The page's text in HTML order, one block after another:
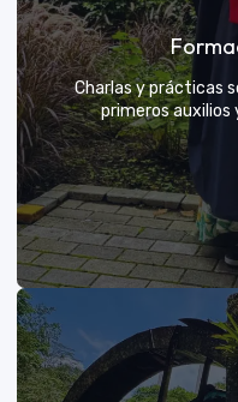
Tú eliges el parche
una
Charlas y prácticas
primeros